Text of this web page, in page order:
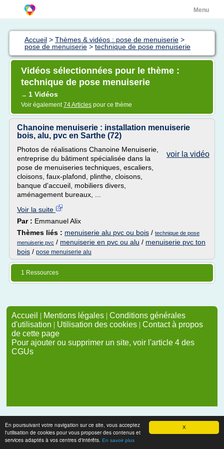
X
En poursuivant votre navigation sur ce site, vous acceptez
l'utilisation de cookies pour vous proposer des contenus et
services adaptés à vos centres d'intérêts. En savoir plus
Menu
Accueil > Thèmes & vidéos : pose de menuiserie >
pose de menuiserie > technique de pose menuiserie
Vidéos sélectionnées pour le thème :
technique de pose menuiserie
→ 1 Vidéos
Voir également74 Articles pour ce thème
Chanoine menuiserie : installation menuiserie
bois, alu, pvc en Sarthe (72)
voir la vidéo
Photos de réalisations Chanoine Menuiserie,
entreprise du bâtiment spécialisée dans la
pose de menuiseries techniques, escaliers,
cloisons, faux-plafond, plinthe, cloisons,
banque d'accueil, mobiliers divers,
aménagement bureaux, ...
Voir la suite
Par : Emmanuel Alix
Thèmes liés : menuiserie alu pvc ou bois / technique de pose
menuiserie pvc / menuiserie en pvc ou alu / menuiserie pvc ton
bois / pose menuiserie alu
1 Ressources
Accueil | Mentions légales | Conditions générales
d'utilisation | Utilisation des cookies | Contact à propos
de cette page
Pour ajouter ou supprimer un site, voir l'article 4 des
CGUs